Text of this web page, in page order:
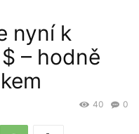
nyní k
– hodně
0
40